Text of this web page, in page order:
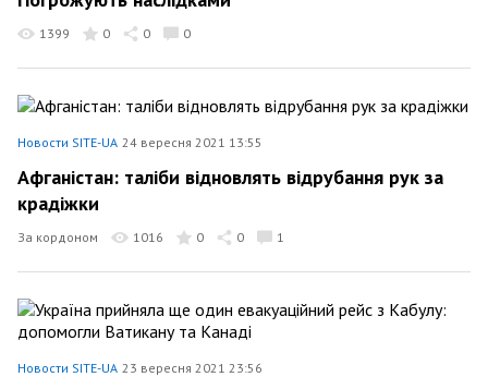
1399 0 0 0
Новости SITE-UA 24 вересня 2021 13:55
Афганістан: таліби відновлять відрубання рук за
крадіжки
За кордоном 1016 0 0 1
Новости SITE-UA 23 вересня 2021 23:56